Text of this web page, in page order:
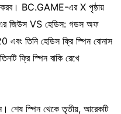
BC.GAME-এর X পৃষ্ঠায়
এর জিউস VS হেডিস: গডস অফ
তিনি হেডিস ফ্রি স্পিন বোনাস
ফ্রি স্পিন বাকি রেখে
স্পিন থেকে তৃতীয়, আরেকটি